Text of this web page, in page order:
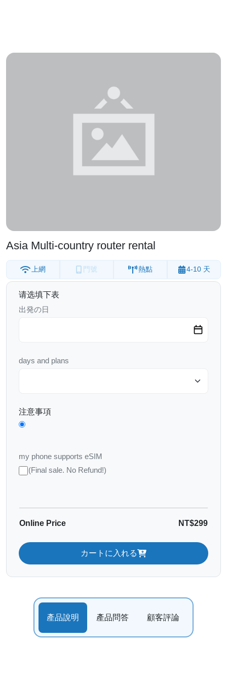
Asia Multi-country router rental
上網 門號 熱點 4-10 天
请选填下表
出発の日
days and plans
注意事項
my phone supports eSIM
(Final sale. No Refund!)
Online Price NT$299
カートに入れる
產品說明 產品問答 顧客評論